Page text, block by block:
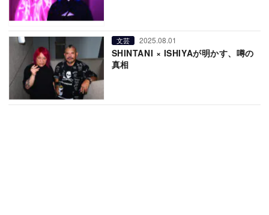
文芸 2025.08.01
SHINTANI × ISHIYAが明かす、噂の
真相